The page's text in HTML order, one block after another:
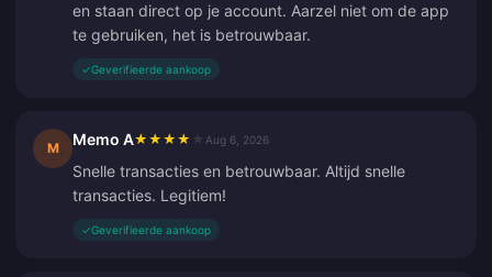
en staan direct op je account. Aarzel niet om de app
te gebruiken, het is betrouwbaar.
✓Geverifieerde aankoop
M Memo A★ ★ ★ ★ Aug 6, 2026
Snelle transacties en betrouwbaar. Altijd snelle
transacties. Legitiem!
✓Geverifieerde aankoop